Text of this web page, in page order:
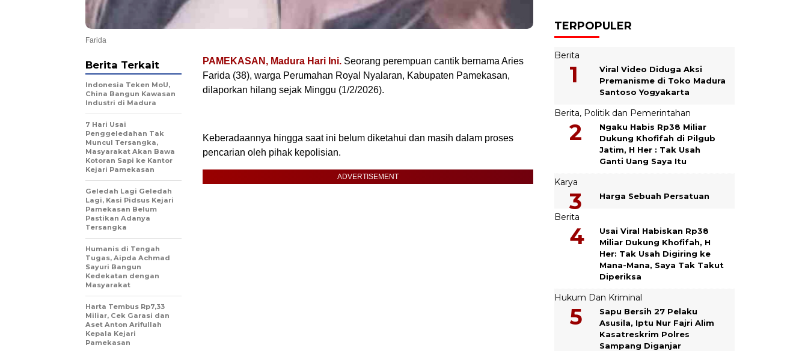
Farida
PAMEKASAN, Madura Hari Ini. Seorang perempuan cantik bernama Aries
Farida (38), warga Perumahan Royal Nyalaran, Kabupaten Pamekasan,
dilaporkan hilang sejak Minggu (1/2/2026).
Keberadaannya hingga saat ini belum diketahui dan masih dalam proses
pencarian oleh pihak kepolisian.
ADVERTISEMENT
Berita Terkait
Indonesia Teken MoU,
China Bangun Kawasan
Industri di Madura
7 Hari Usai
Penggeledahan Tak
Muncul Tersangka,
Masyarakat Akan Bawa
Kotoran Sapi ke Kantor
Kejari Pamekasan
Geledah Lagi Geledah
Lagi, Kasi Pidsus Kejari
Pamekasan Belum
Pastikan Adanya
Tersangka
Humanis di Tengah
Tugas, Aipda Achmad
Sayuri Bangun
Kedekatan dengan
Masyarakat
Harta Tembus Rp7,33
Miliar, Cek Garasi dan
Aset Anton Arifullah
Kepala Kejari
Pamekasan
TERPOPULER
Berita
Viral Video Diduga Aksi
Premanisme di Toko Madura
Santoso Yogyakarta
Berita, Politik dan Pemerintahan
Ngaku Habis Rp38 Miliar
Dukung Khofifah di Pilgub
Jatim, H Her : Tak Usah
Ganti Uang Saya Itu
Karya
Harga Sebuah Persatuan
Berita
Usai Viral Habiskan Rp38
Miliar Dukung Khofifah, H
Her: Tak Usah Digiring ke
Mana-Mana, Saya Tak Takut
Diperiksa
Hukum Dan Kriminal
Sapu Bersih 27 Pelaku
Asusila, Iptu Nur Fajri Alim
Kasatreskrim Polres
Sampang Diganjar